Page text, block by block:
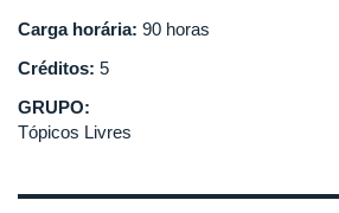
Carga horária: 90 horas
Créditos: 5
GRUPO:
Tópicos Livres